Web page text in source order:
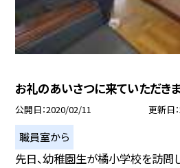
お礼のあいさつに来ていただき
公開日 2020/02/11 更新日
職員室から
先日、幼稚園生が橘小学校を訪問